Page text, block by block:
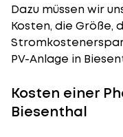
Dazu müssen wir
Kosten, die Größe,
PV-Anlage in
Kosten einer
Biesenthal